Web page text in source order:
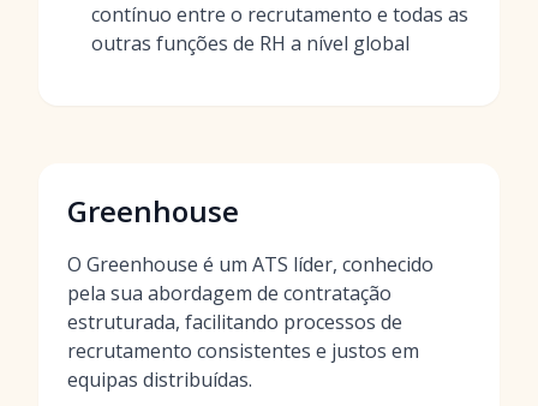
contínuo entre o recrutamento e todas as
outras funções de RH a nível global
Greenhouse
O Greenhouse é um ATS líder, conhecido
pela sua abordagem de contratação
estruturada, facilitando processos de
recrutamento consistentes e justos em
equipas distribuídas.